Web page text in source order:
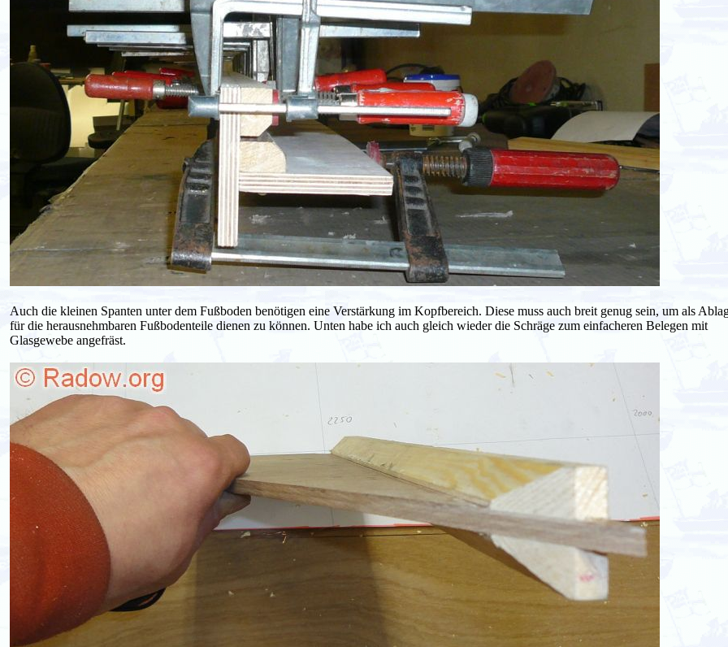
Auch die kleinen Spanten unter dem Fußboden benötigen eine Verstärkung im Kopfbereich. Diese muss auch breit genug sein, um als
für die herausnehmbaren Fußbodenteile dienen zu können. Unten habe ich auch gleich wieder die Schräge zum einfacheren Belegen mit
Glasgewebe angefräst.